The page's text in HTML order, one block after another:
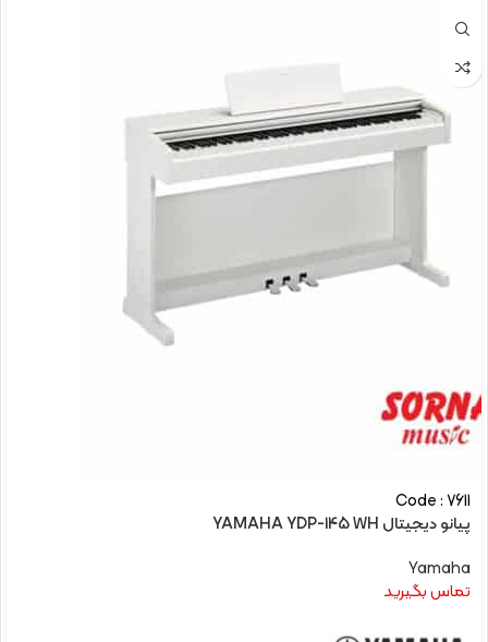
Code : 7611
پیانو دیجیتال YAMAHA YDP-145 WH
Yamaha
تماس بگیرید